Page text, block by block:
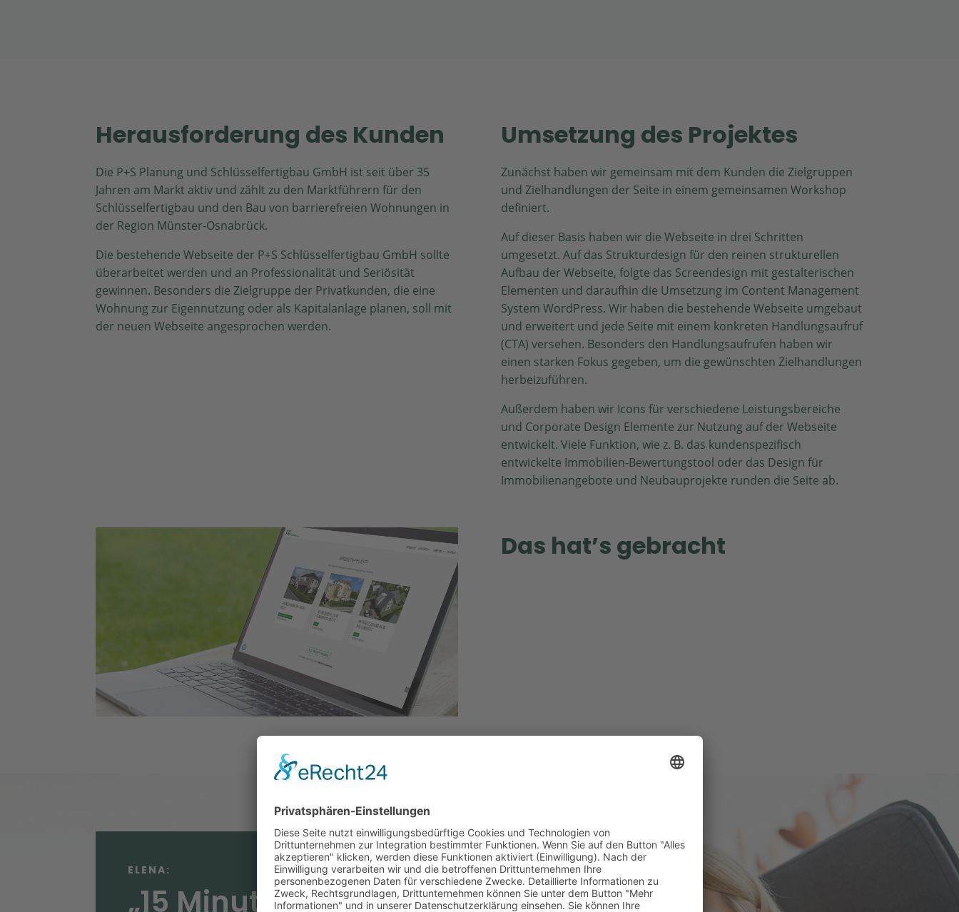
Herausforderung des Kunden
Die P+S Planung und Schlüsselfertigbau GmbH ist seit über 35
Jahren am Markt aktiv und zählt zu den Marktführern für den
Schlüsselfertigbau und den Bau von barrierefreien Wohnungen in
der Region Münster-Osnabrück.
Die bestehende Webseite der P+S Schlüsselfertigbau GmbH sollte
überarbeitet werden und an Professionalität und Seriösität
gewinnen. Besonders die Zielgruppe der Privatkunden, die eine
Wohnung zur Eigennutzung oder als Kapitalanlage planen, soll mit
der neuen Webseite angesprochen werden.
Umsetzung des Projektes
Zunächst haben wir gemeinsam mit dem Kunden die Zielgruppen
und Zielhandlungen der Seite in einem gemeinsamen Workshop
definiert.
Auf dieser Basis haben wir die Webseite in drei Schritten
umgesetzt. Auf das Strukturdesign für den reinen strukturellen
Aufbau der Webseite, folgte das Screendesign mit gestalterischen
Elementen und daraufhin die Umsetzung im Content Management
System WordPress. Wir haben die bestehende Webseite umgebaut
und erweitert und jede Seite mit einem konkreten Handlungsaufruf
(CTA) versehen. Besonders den Handlungsaufrufen haben wir
einen starken Fokus gegeben, um die gewünschten Zielhandlungen
herbeizuführen.
Außerdem haben wir Icons für verschiedene Leistungsbereiche
und Corporate Design Elemente zur Nutzung auf der Webseite
entwickelt. Viele Funktion, wie z. B. das kundenspezifisch
entwickelte Immobilien-Bewertungstool oder das Design für
Immobilienangebote und Neubauprojekte runden die Seite ab.
Das hat’s gebracht
ELENA:
„15 Minuten für